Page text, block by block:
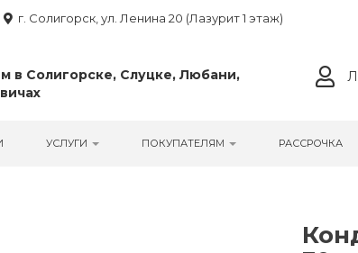
г. Солигорск, ул. Ленина 20 (Лазурит 1 этаж)
в Солигорске, Слуцке, Любани,
УСЛУГИ ПОКУПАТЕЛЯМ РАССРОЧКА